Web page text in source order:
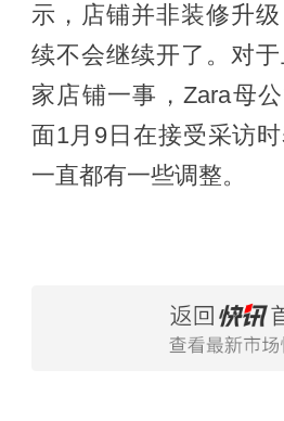
示，店铺并非装修升
续不会继续开了。对
家店铺一事，Zara母
面1月9日在接受采访
一直都有一些调整。